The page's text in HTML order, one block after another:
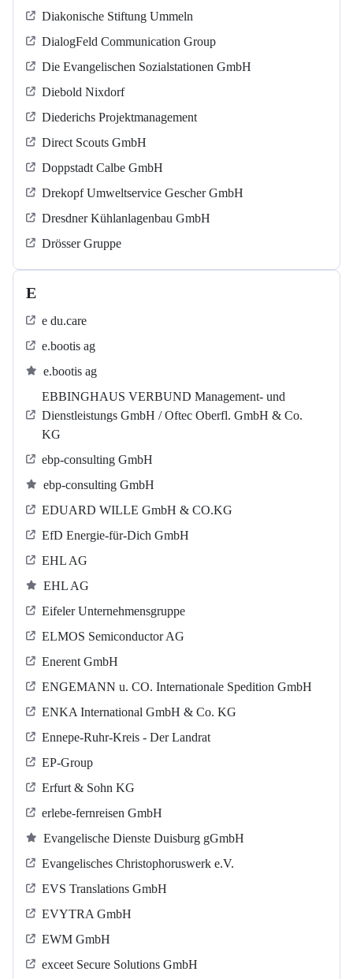
Diakonische Stiftung Ummeln
DialogFeld Communication Group
Die Evangelischen Sozialstationen GmbH
Diebold Nixdorf
Diederichs Projektmanagement
Direct Scouts GmbH
Doppstadt Calbe GmbH
Drekopf Umweltservice Gescher GmbH
Dresdner Kühlanlagenbau GmbH
Drösser Gruppe
E
e du.care
e.bootis ag
e.bootis ag
EBBINGHAUS VERBUND Management- und
Dienstleistungs GmbH / Oftec Oberfl. GmbH & Co.
KG
ebp-consulting GmbH
ebp-consulting GmbH
EDUARD WILLE GmbH & CO.KG
EfD Energie-für-Dich GmbH
EHL AG
EHL AG
Eifeler Unternehmensgruppe
ELMOS Semiconductor AG
Enerent GmbH
ENGEMANN u. CO. Internationale Spedition GmbH
ENKA International GmbH & Co. KG
Ennepe-Ruhr-Kreis - Der Landrat
EP-Group
Erfurt & Sohn KG
erlebe-fernreisen GmbH
Evangelische Dienste Duisburg gGmbH
Evangelisches Christophoruswerk e.V.
EVS Translations GmbH
EVYTRA GmbH
EWM GmbH
exceet Secure Solutions GmbH